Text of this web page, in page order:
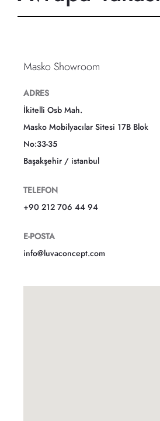
Masko Showroom
ADRES
İkitelli Osb Mah.
Masko Mobilyacılar Sitesi 17B Blok
No:33-35
Başakşehir / istanbul
TELEFON
+90 212 706 44 94
E-POSTA
info@luvaconcept.com